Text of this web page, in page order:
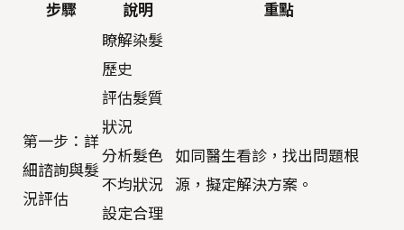
步驟
說明 重點
第一步：詳
細諮詢與髮
況評估
瞭解染髮
歷史
評估髮質
狀況
分析髮色
不均狀況
設定合理
如同醫生看診，找出問題根
源，擬定解決方案。